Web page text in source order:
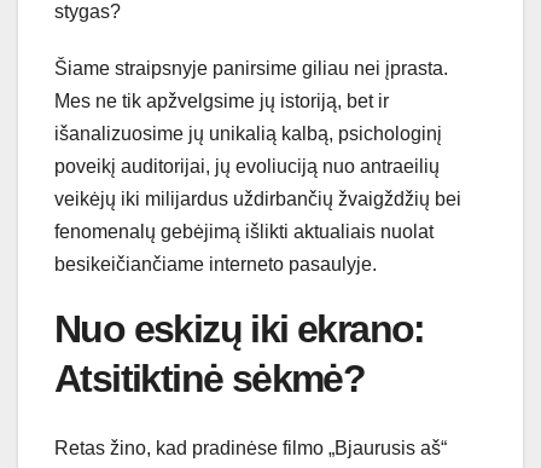
stygas?
Šiame straipsnyje panirsime giliau nei įprasta.
Mes ne tik apžvelgsime jų istoriją, bet ir
išanalizuosime jų unikalią kalbą, psichologinį
poveikį auditorijai, jų evoliuciją nuo antraeilių
veikėjų iki milijardus uždirbančių žvaigždžių bei
fenomenalų gebėjimą išlikti aktualiais nuolat
besikeičiančiame interneto pasaulyje.
Nuo eskizų iki ekrano:
Atsitiktinė sėkmė?
Retas žino, kad pradinėse filmo „Bjaurusis aš“